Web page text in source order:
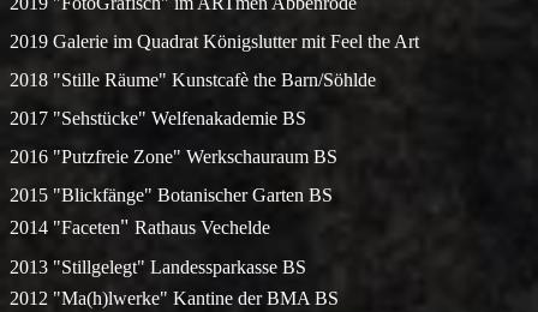
2019 Galerie im Quadrat Königslutter mit Feel the Art
2018 "Stille Räume" Kunstcafè the Barn/Söhlde
2017 "Sehstücke" Welfenakademie BS
2016 "Putzfreie Zone" Werkschauraum BS
2015 "Blickfänge" Botanischer Garten BS
2014 "Faceten" Rathaus Vechelde
2013 "Stillgelegt" Landessparkasse BS
2012 "Ma(h)lwerke" Kantine der BMA BS